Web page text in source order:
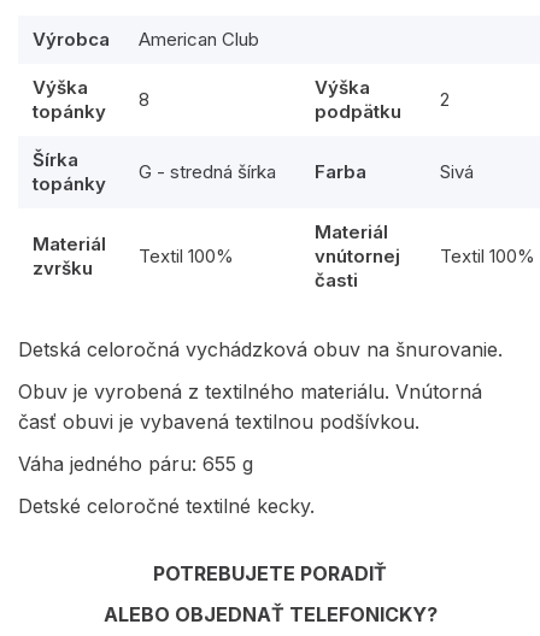
Výrobca American Club
Výška
topánky
8
Výška
podpätku
2
Šírka
topánky
G - stredná šírka Farba Sivá
Materiál
zvršku
Textil 100%
Materiál
vnútornej
časti
Textil 100%
Detská celoročná vychádzková obuv na šnurovanie.
Obuv je vyrobená z textilného materiálu. Vnútorná
časť obuvi je vybavená textilnou podšívkou.
Váha jedného páru: 655 g
Detské celoročné textilné kecky.
POTREBUJETE PORADIŤ
ALEBO OBJEDNAŤ TELEFONICKY?